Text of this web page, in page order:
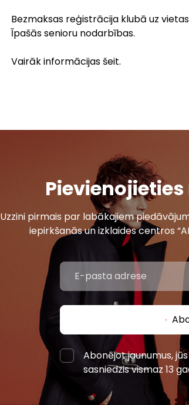
Bezmaksas reģistrācija klubā uz
Īpašās senioru nodarbības.
Vairāk informācijas šeit.
Uzzini pirmais par labākajiem
iepirkšanās un izklaides centros
Abonējot jaunumus,
sasniedzis vismaz 13